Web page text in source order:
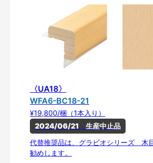
〈UA18〉
WFA6-BC18-21
¥19,800/梱（1本入り）
2024/06/21　生産中止品
代替推奨品は、グラビオシリーズ 木
勧めします。